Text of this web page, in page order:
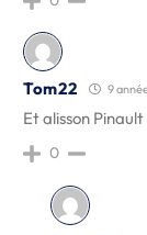
Tom22 9
Et alisson Pinault
0